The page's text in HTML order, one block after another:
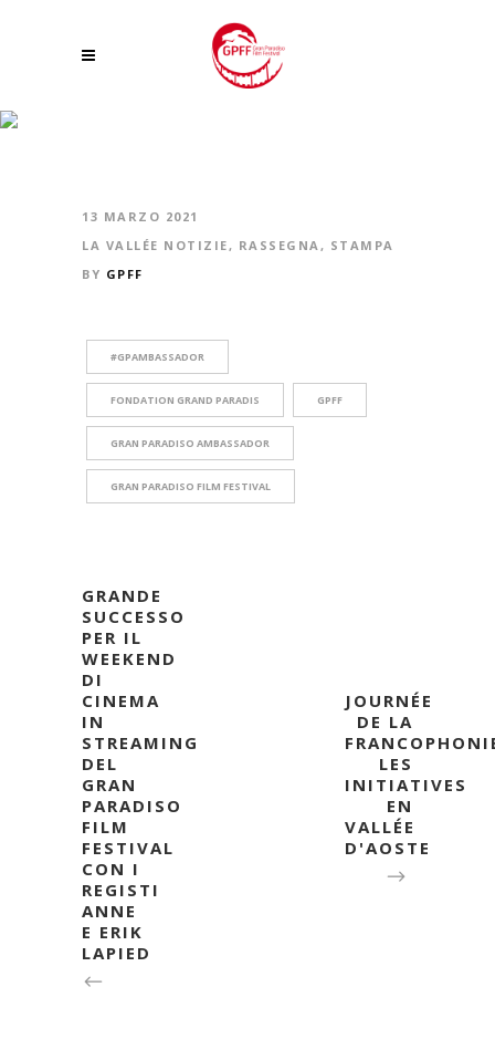
13 MARZO 2021
LA VALLÉE NOTIZIE, RASSEGNA, STAMPA
BY GPFF
#GPAMBASSADOR
FONDATION GRAND PARADIS GPFF
GRAN PARADISO AMBASSADOR
GRAN PARADISO FILM FESTIVAL
GRANDE
SUCCESSO
PER IL
WEEKEND
DI
CINEMA
IN
STREAMING
DEL
GRAN
PARADISO
FILM
FESTIVAL
CON I
REGISTI
ANNE
E ERIK
LAPIED
JOURNÉE
DE LA
LES
INITIATIVES
EN
VALLÉE
D'AOSTE